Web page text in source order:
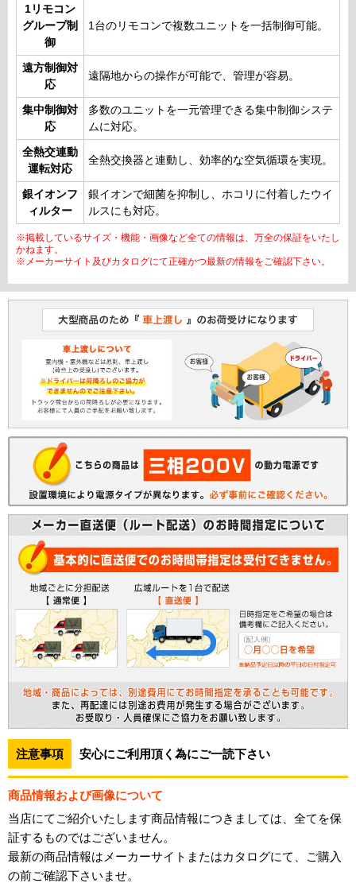
1リモコン
グループ制
御
1台のリモコンで複数ユニットを一括制御可能。
遠方制御対
応
遠隔地からの操作が可能で、管理が容易。
集中制御対
応
多数のユニットを一元管理できる集中制御システ
ムに対応。
全熱交連動
運転対応
全熱交換器と連動し、効率的な空気循環を実現。
銀イオンフ
ィルター
銀イオンで細菌を抑制し、ホコリに付着したウイ
ルスにも対応。
※掲載しているサイズ・機能・画像など全ての情報は、万全の保証をいたし
かねます。
※メーカーサイト及びカタログにて正確かつ最新の情報をご確認下さい。
注意事項 安心にご利用頂く為にご一読下さい
商品情報および画像について
当店にてご紹介いたします商品情報につきましては、全てを保
証するものではございません。
最新の商品情報はメーカーサイトまたはカタログにて、ご購入
の前ご確認下さいませ。